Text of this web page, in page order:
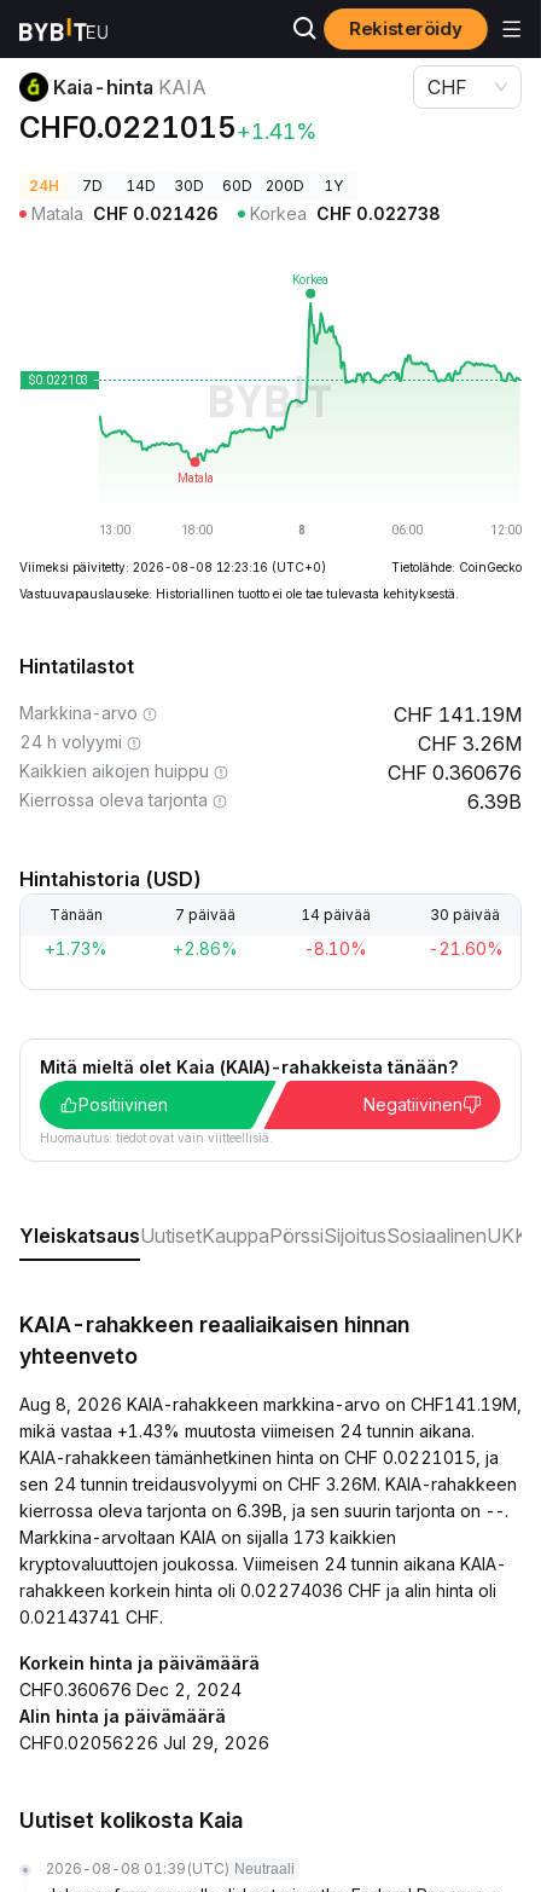
Rekisteröidy
Kryptohinnat
Kaia-hinta KAIA
CHF0.0221015+1.41%
CHF
24H 7D 14D 30D 60D 200D 1Y
Matala CHF 0.021426 Korkea CHF 0.022738
Viimeksi päivitetty: 2026-08-08 12:23:16 (UTC+0)
Tietolähde: CoinGecko
Vastuuvapauslauseke: Historiallinen tuotto ei ole tae tulevasta kehityksestä.
Hintatilastot
Markkina-arvo 141.19M
24 h volyymi 3.26M
Kaikkien aikojen huippu 0.360676
Kierrossa oleva tarjonta 6.39B
Hintahistoria (USD)
Tänään 7 päivää 14 päivää 30 päivää
+1.73% +2.86% -8.10% -21.60%
Mitä mieltä olet Kaia (KAIA)-rahakkeista tänään?
Positiivinen
Negatiivinen
Huomautus: tiedot ovat vain viitteellisiä.
YleiskatsausUutisetKauppaPörssiSijoitusSosiaalinenUKK:t
KAIA-rahakkeen reaaliaikaisen hinnan
yhteenveto
Aug 8, 2026 KAIA-rahakkeen markkina-arvo on CHF141.19M,
mikä vastaa +1.43% muutosta viimeisen 24 tunnin aikana.
KAIA-rahakkeen tämänhetkinen hinta on CHF 0.0221015, ja
sen 24 tunnin treidausvolyymi on CHF 3.26M. KAIA-rahakkeen
kierrossa oleva tarjonta on 6.39B, ja sen suurin tarjonta on --.
Markkina-arvoltaan KAIA on sijalla 173 kaikkien
kryptovaluuttojen joukossa. Viimeisen 24 tunnin aikana KAIA-
rahakkeen korkein hinta oli 0.02274036 CHF ja alin hinta oli
0.02143741 CHF.
Korkein hinta ja päivämäärä
CHF0.360676 Dec 2, 2024
Alin hinta ja päivämäärä
CHF0.02056226 Jul 29, 2026
Uutiset kolikosta Kaia
2026-08-08 01:39 (UTC) Neutraali